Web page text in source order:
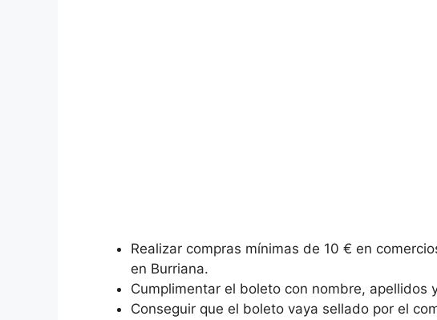
Realizar compras mínimas de 10 € en
en Burriana.
Cumplimentar el boleto con nombre, apellidos
Conseguir que el boleto vaya sellado por el